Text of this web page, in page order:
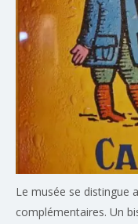
Le musée se distingue
complémentaires. Un